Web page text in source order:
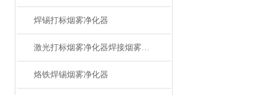
焊锡打标烟雾净化器
激光打标烟雾净化器焊接烟雾净化器
烙铁焊锡烟雾净化器